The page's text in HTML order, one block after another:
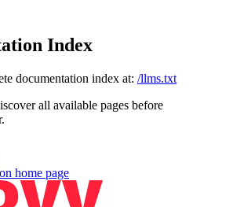
Index
documentation index at: /llms.txt
all available pages before
home page